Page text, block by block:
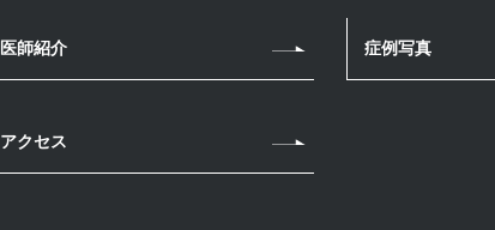
医師紹介 症例写真
アクセス